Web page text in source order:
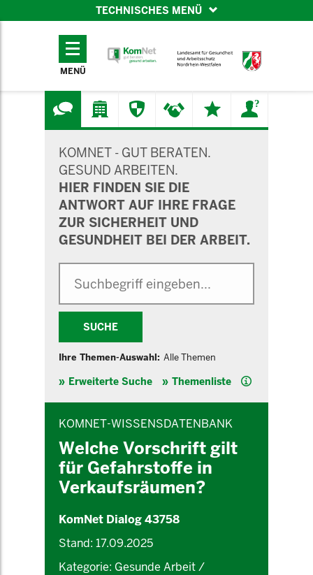
TECHNISCHES MENÜ
TECHNISCHES
MENÜ
KOMNET - GUT BERATEN.
GESUND ARBEITEN.
HIER FINDEN SIE DIE
ANTWORT AUF IHRE FRAGE
ZUR SICHERHEIT UND
GESUNDHEIT BEI DER ARBEIT.
SUCHE
Ihre Themen-Auswahl: Alle Themen
Erweiterte Suche Themenliste Hilfe
KOMNET-WISSENSDATENBANK
Welche Vorschrift gilt
für Gefahrstoffe in
Verkaufsräumen?
KomNet Dialog 43758
Stand: 17.09.2025
Kategorie: Gesunde Arbeit /